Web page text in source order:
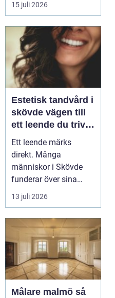
15 juli 2026
Estetisk tandvård i
skövde vägen till
ett leende du trivs
med
Ett leende märks
direkt. Många
människor i Skövde
funderar över sina
tänder, men skjuter
upp att gör...
13 juli 2026
Målare malmö så